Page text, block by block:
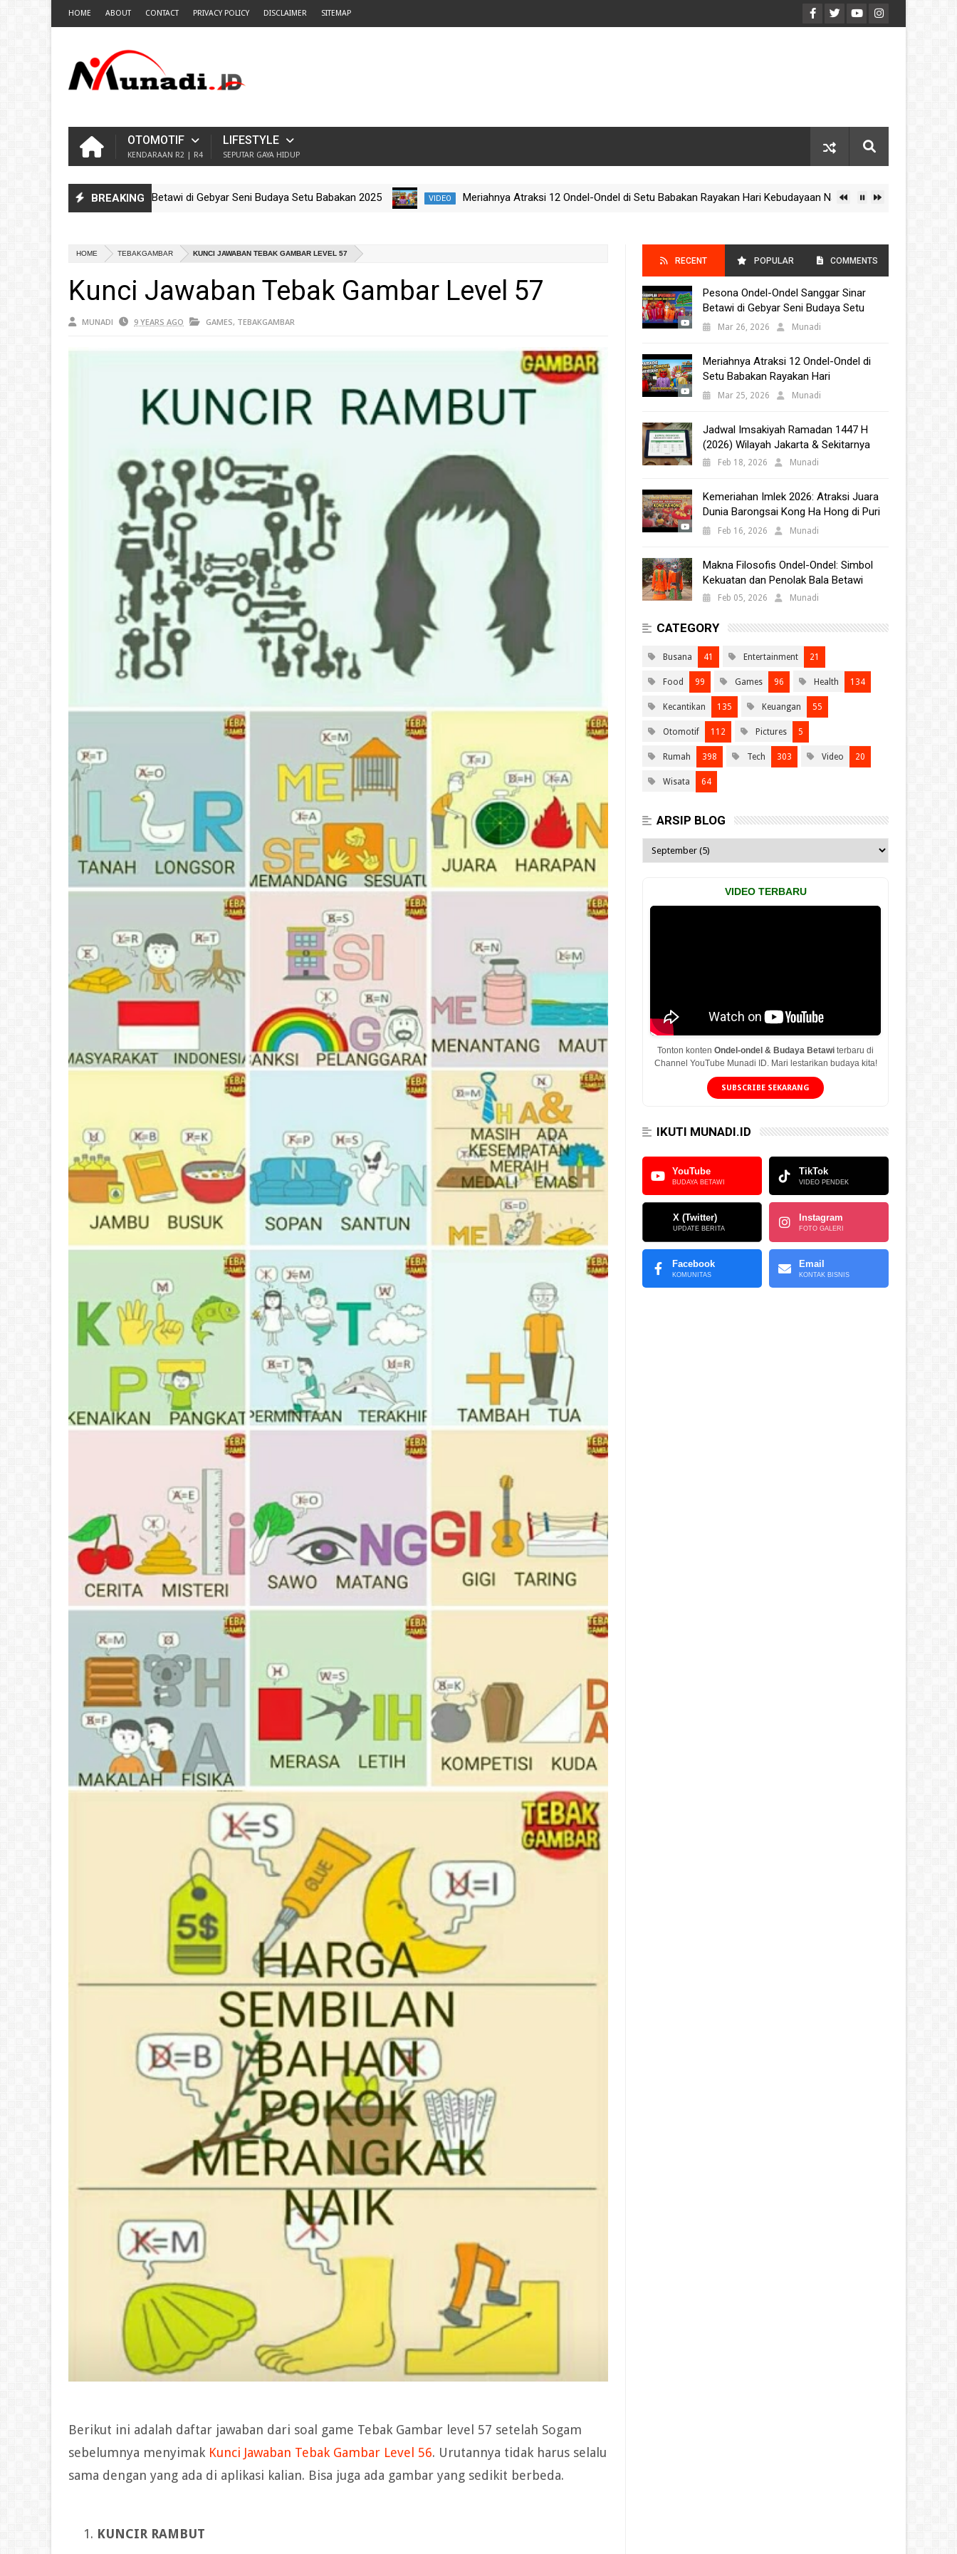
HOME ABOUT CONTACT PRIVACY POLICY DISCLAIMER SITEMAP
OTOMOTIF
KENDARAAN R2 | R4
LIFESTYLE
SEPUTAR GAYA HIDUP
BREAKING
Sanggar Sinar Betawi di Gebyar Seni Budaya Setu Babakan 2025 VIDEO Meriahnya Atraksi 12 Ondel-Ondel di Setu Babakan Rayakan Hari Kebudayaan Nasional 2025
HOME TEBAKGAMBAR KUNCI JAWABAN TEBAK GAMBAR LEVEL 57
Kunci Jawaban Tebak Gambar Level 57
MUNADI 9 YEARS AGO GAMES, TEBAKGAMBAR
Berikut ini adalah daftar jawaban dari soal game Tebak Gambar level 57 setelah Sogam
sebelumnya menyimak Kunci Jawaban Tebak Gambar Level 56. Urutannya tidak harus selalu
sama dengan yang ada di aplikasi kalian. Bisa juga ada gambar yang sedikit berbeda.
KUNCIR RAMBUT
RECENT POPULAR
POSTS
COMMENTS
Pesona Ondel-Ondel Sanggar Sinar
Betawi di Gebyar Seni Budaya Setu
Babakan 2025
Mar 26, 2026 Munadi
Meriahnya Atraksi 12 Ondel-Ondel di
Setu Babakan Rayakan Hari
Kebudayaan Nasional 2025
Mar 25, 2026 Munadi
Jadwal Imsakiyah Ramadan 1447 H
(2026) Wilayah Jakarta & Sekitarnya
Feb 18, 2026 Munadi
Kemeriahan Imlek 2026: Atraksi Juara
Dunia Barongsai Kong Ha Hong di Puri
Indah Mall
Feb 16, 2026 Munadi
Makna Filosofis Ondel-Ondel: Simbol
Kekuatan dan Penolak Bala Betawi
Feb 05, 2026 Munadi
CATEGORY
Busana 41 Entertainment 21
Food 99 Games 96 Health 134
Kecantikan 135 Keuangan 55
Otomotif 112 Pictures 5
Rumah 398 Tech 303 Video 20
Wisata 64
ARSIP BLOG
VIDEO TERBARU
Tonton kontenOndel-ondel & Budaya Betawi terbaru di
Channel YouTube Munadi ID. Mari lestarikan budaya kita!
SUBSCRIBE SEKARANG
IKUTI MUNADI.ID
YouTube
BUDAYA BETAWI
TikTok
VIDEO PENDEK
X (Twitter)
UPDATE BERITA
Instagram
FOTO GALERI
Facebook
KOMUNITAS
Email
KONTAK BISNIS